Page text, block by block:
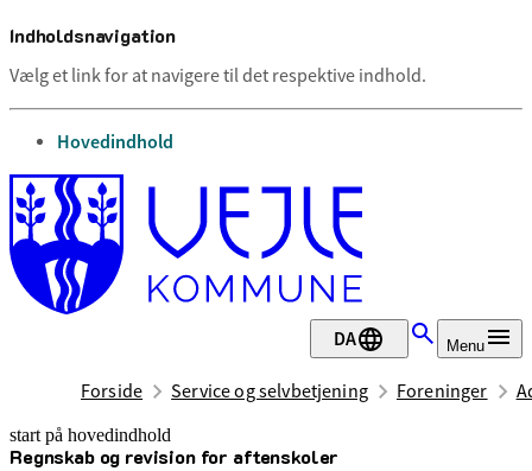
Indholdsnavigation
Vælg et link for at navigere til det respektive indhold.
gå til
Hovedindhold
DA Menu
Forside Service og selvbetjening Foreninger
start på hovedindhold
Regnskab og revision for aftenskoler
senest opdateret 8. maj 2026